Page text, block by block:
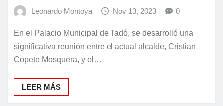
Leonardo Montoya Nov 13, 2023 0
En el Palacio Municipal de Tadó, se desarrolló una
significativa reunión entre el actual alcalde, Cristian
Copete Mosquera, y el…
LEER MÁS